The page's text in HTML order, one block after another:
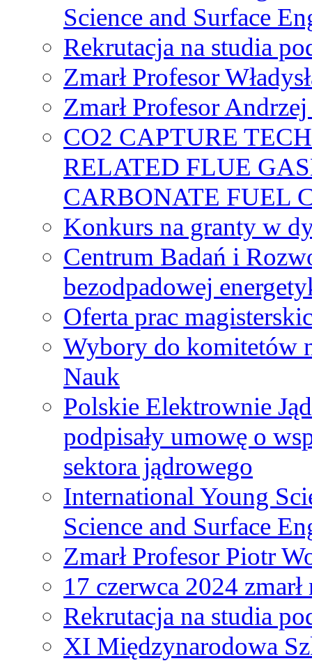
Science and Surface
Rekrutacja na studia
Zmarł Profesor
Zmarł Profesor
CO2 CAPTURE
RELATED FLUE
CARBONATE FUEL
Konkurs na granty w
Centrum Badań i
bezodpadowej
Oferta prac
Wybory do komitetów
Nauk
Polskie Elektrownie
podpisały umowę o
sektora jądrowego
International Young
Science and Surface
Zmarł Profesor Piotr
17 czerwca 2024
Rekrutacja na studia
XI Międzynarodowa